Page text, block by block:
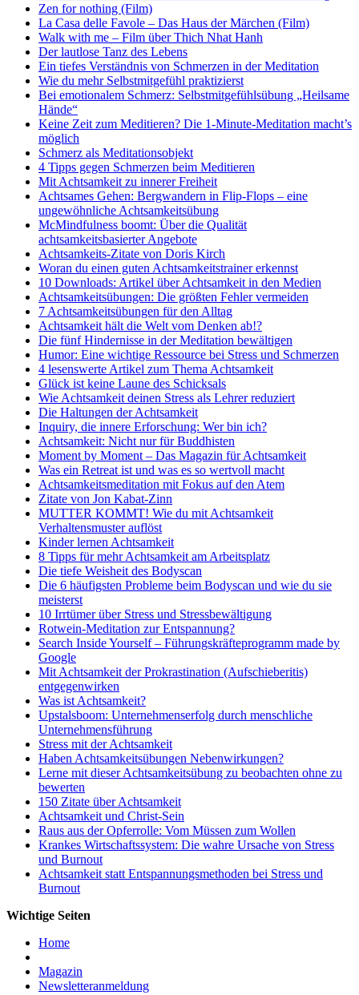
Zen for nothing (Film)
La Casa delle Favole – Das Haus der Märchen (Film)
Walk with me – Film über Thich Nhat Hanh
Der lautlose Tanz des Lebens
Ein tiefes Verständnis von Schmerzen in der Meditation
Wie du mehr Selbstmitgefühl praktizierst
Bei emotionalem Schmerz: Selbstmitgefühlsübung „Heilsame
Hände“
Keine Zeit zum Meditieren? Die 1-Minute-Meditation macht’s
möglich
Schmerz als Meditationsobjekt
4 Tipps gegen Schmerzen beim Meditieren
Mit Achtsamkeit zu innerer Freiheit
Achtsames Gehen: Bergwandern in Flip-Flops – eine
ungewöhnliche Achtsamkeitsübung
McMindfulness boomt: Über die Qualität
achtsamkeitsbasierter Angebote
Achtsamkeits-Zitate von Doris Kirch
Woran du einen guten Achtsamkeitstrainer erkennst
10 Downloads: Artikel über Achtsamkeit in den Medien
Achtsamkeitsübungen: Die größten Fehler vermeiden
7 Achtsamkeitsübungen für den Alltag
Achtsamkeit hält die Welt vom Denken ab!?
Die fünf Hindernisse in der Meditation bewältigen
Humor: Eine wichtige Ressource bei Stress und Schmerzen
4 lesenswerte Artikel zum Thema Achtsamkeit
Glück ist keine Laune des Schicksals
Wie Achtsamkeit deinen Stress als Lehrer reduziert
Die Haltungen der Achtsamkeit
Inquiry, die innere Erforschung: Wer bin ich?
Achtsamkeit: Nicht nur für Buddhisten
Moment by Moment – Das Magazin für Achtsamkeit
Was ein Retreat ist und was es so wertvoll macht
Achtsamkeitsmeditation mit Fokus auf den Atem
Zitate von Jon Kabat-Zinn
MUTTER KOMMT! Wie du mit Achtsamkeit
Verhaltensmuster auflöst
Kinder lernen Achtsamkeit
8 Tipps für mehr Achtsamkeit am Arbeitsplatz
Die tiefe Weisheit des Bodyscan
Die 6 häufigsten Probleme beim Bodyscan und wie du sie
meisterst
10 Irrtümer über Stress und Stressbewältigung
Rotwein-Meditation zur Entspannung?
Search Inside Yourself – Führungskräfteprogramm made by
Google
Mit Achtsamkeit der Prokrastination (Aufschieberitis)
entgegenwirken
Was ist Achtsamkeit?
Upstalsboom: Unternehmenserfolg durch menschliche
Unternehmensführung
Stress mit der Achtsamkeit
Haben Achtsamkeitsübungen Nebenwirkungen?
Lerne mit dieser Achtsamkeitsübung zu beobachten ohne zu
bewerten
150 Zitate über Achtsamkeit
Achtsamkeit und Christ-Sein
Raus aus der Opferrolle: Vom Müssen zum Wollen
Krankes Wirtschaftssystem: Die wahre Ursache von Stress
und Burnout
Achtsamkeit statt Entspannungsmethoden bei Stress und
Burnout
Wichtige Seiten
Home
Magazin
Newsletteranmeldung